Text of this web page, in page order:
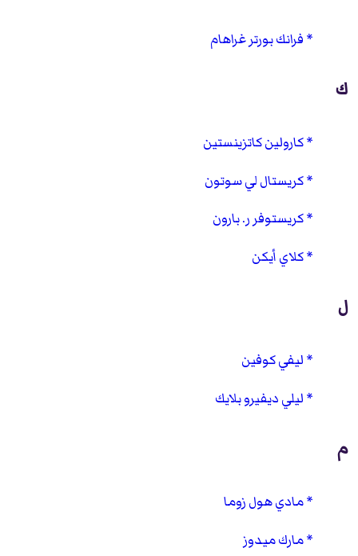
فرانك بورتر غراهام
ك
كارولين كاتزينستين
كريستال لي سوتون
كريستوفر ر. بارون
كلاي أيكن
ل
ليفي كوفين
ليلي ديفيرو بلايك
م
مادي هول زوما
مارك ميدوز